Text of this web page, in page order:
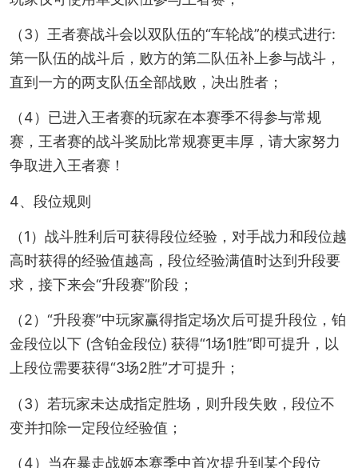
（3）王者赛战斗会以双队伍的“车轮战”的模式进行:
第一队伍的战斗后，败方的第二队伍补上参与战斗，
直到一方的两支队伍全部战败，决出胜者；
（4）已进入王者赛的玩家在本赛季不得参与常规
赛，王者赛的战斗奖励比常规赛更丰厚，请大家努力
争取进入王者赛！
4、段位规则
（1）战斗胜利后可获得段位经验，对手战力和段位越
高时获得的经验值越高，段位经验满值时达到升段要
求，接下来会“升段赛”阶段；
（2）“升段赛”中玩家赢得指定场次后可提升段位，铂
金段位以下 (含铂金段位) 获得“1场1胜”即可提升，以
上段位需要获得“3场2胜”才可提升；
（3）若玩家未达成指定胜场，则升段失败，段位不
变并扣除一定段位经验值；
（4）当在暴走战姬本赛季中首次提升到某个段位